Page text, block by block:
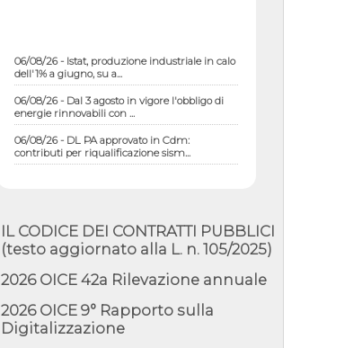
dell'1% a giugno, su a...
energie rinnovabili con ...
contributi per riqualificazione sism...
05/08/26 - DL Infrastrutture e PNRR è legge:
approvata oggi la fiducia...
05/08/26 - Focus OICE sul DDL di riforma
della responsabilità amminist...
05/08/26 - Anac: pubblicata la Relazione
illustrativa al Bando tipo 2 s...
IL CODICE DEI CONTRATTI PUBBLICI
(testo aggiornato alla L. n. 105/2025)
2026 OICE 42a Rilevazione annuale
2026 OICE 9° Rapporto sulla
Digitalizzazione